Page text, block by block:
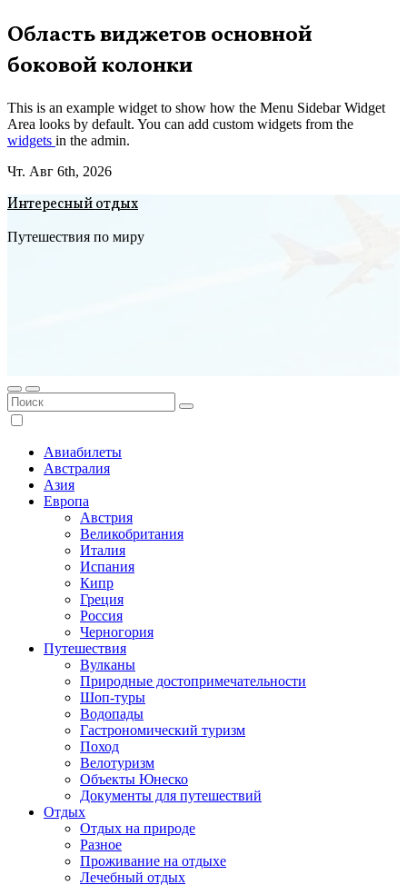
Перейти
к
содержимому
Область виджетов основной
боковой колонки
This is an example widget to show how the Menu Sidebar Widget
Area looks by default. You can add custom widgets from the
widgets in the admin.
Чт. Авг 6th, 2026
Интересный отдых
Путешествия по миру
Авиабилеты
Австралия
Азия
Европа
Австрия
Великобритания
Италия
Испания
Кипр
Греция
Россия
Черногория
Путешествия
Вулканы
Природные достопримечательности
Шоп-туры
Водопады
Гастрономический туризм
Поход
Велотуризм
Объекты Юнеско
Документы для путешествий
Отдых
Отдых на природе
Разное
Проживание на отдыхе
Лечебный отдых